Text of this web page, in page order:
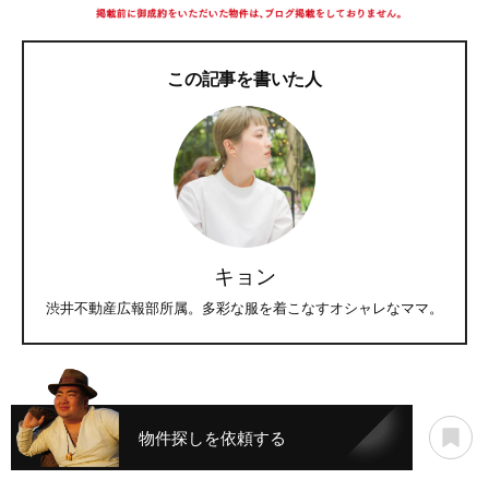
この記事を書いた人
キョン
渋井不動産広報部所属。多彩な服を着こなすオシャレなママ。
物件探しを依頼する